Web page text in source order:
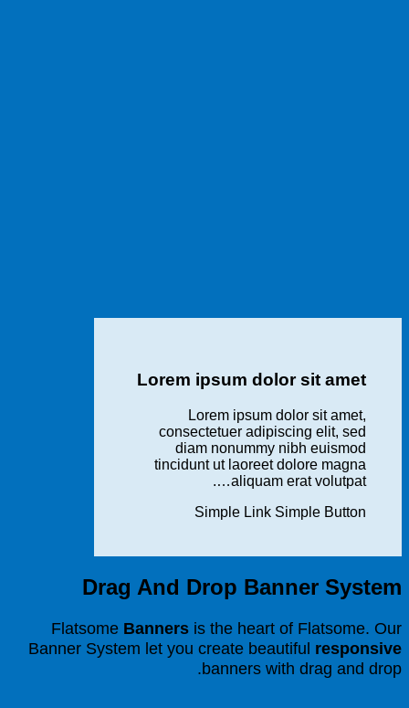
Lorem ipsum dolor sit amet
Lorem ipsum dolor sit amet,
consectetuer adipiscing elit, sed
diam nonummy nibh euismod
tincidunt ut laoreet dolore magna
aliquam erat volutpat….
Simple Link Simple Button
Drag And Drop Banner System
Flatsome Banners is the heart of Flatsome. Our
Banner System let you create beautiful responsive
banners with drag and drop.